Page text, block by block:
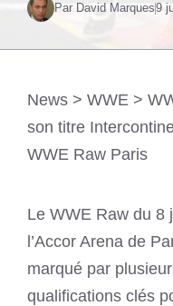
Par David Marques9
News > WWE >
son titre
WWE Raw Paris
Le WWE Raw du 8
l’Accor Arena de
marqué par
qualifications clés